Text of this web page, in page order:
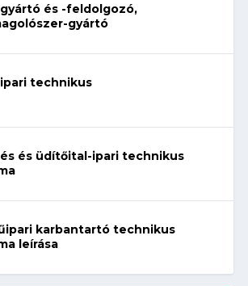
és -feldolgozó,
gyártó
technikus
és üdítőital-ipari technikus
karbantartó technikus
leírása